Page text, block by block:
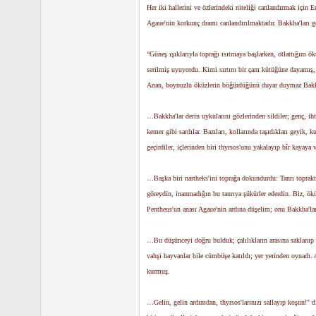
Her iki hallerini ve özlerindeki niteliği canlandırmak için
Agaue'nin korkunç dramı canlandırılmaktadır.
“Güneş ışıklarıyla toprağı ısıtmaya başlarken,
serilmiş uyuyordu. Kimi sırtını bir çam kütüğüne
Anan, boynuzlu öküzlerin böğürdüğünü duyar duymaz
…Bakkha'lar derin uykularını gözlerinden sildiler; genç,
kemer gibi sardılar. Bazıları, kollarında taşıdıkları geyik,
geçirdiler, içlerinden biri thyrsos'unu yakalayıp bîr kayaya
…Başka biri nartheks'ini toprağa dokundurdu: Tanrı
göreydin, inanmadığın bu tanrıya şükürler ederdin. Biz,
Pentheus'un anası Agaue'nin ardına düşelim; onu
…Bu düşünceyi doğru bulduk; çalılıkların arasına
vahşi hayvanlar bile cümbüşe katıldı; yer yerinden
kurmuş.
…Gelin, gelin ardımdan, thyrsos'larınızı sallayıp koşun!"